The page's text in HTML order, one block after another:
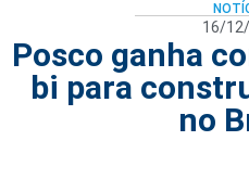
16/
Posco ganha
bi para
no